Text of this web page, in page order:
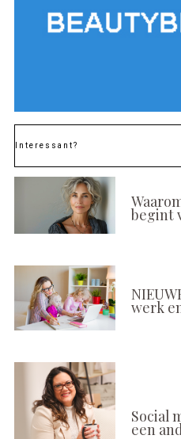
Interessant?
begint
werk
Social
een